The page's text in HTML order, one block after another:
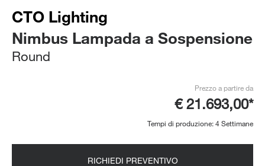
CTO Lighting
Nimbus Lampada a Sospensione
Round
Prezzo a partire da
€ 21.693,00*
Tempi di produzione: 4 Settimane
RICHIEDI PREVENTIVO